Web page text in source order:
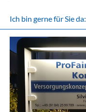
Ich bin gerne für Sie da: